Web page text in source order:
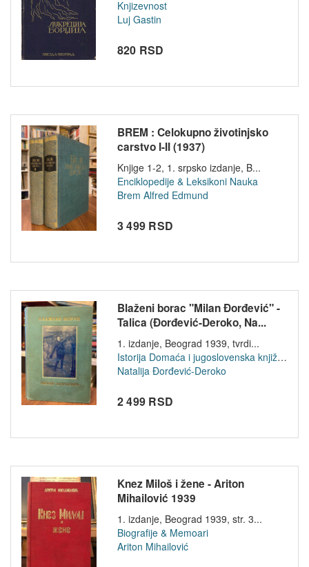
Knjizevnost
Luj Gastin
820 RSD
BREM : Celokupno životinjsko
carstvo I-II (1937)
Knjige 1-2, 1. srpsko izdanje, B...
Enciklopedije & Leksikoni Nauka
Brem Alfred Edmund
3 499 RSD
Blaženi borac "Milan Đorđević" -
Talica (Đorđević-Deroko, Na...
1. izdanje, Beograd 1939, tvrdi...
Istorija Domaća i jugoslovenska književnost
Natalija Đorđević-Deroko
2 499 RSD
Knez Miloš i žene - Ariton
Mihailović 1939
1. izdanje, Beograd 1939, str. 3...
Biografije & Memoari
Ariton Mihailović